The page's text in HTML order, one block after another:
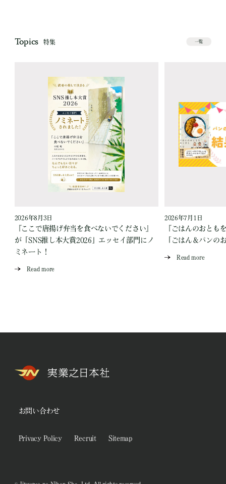
Topics 特集 一覧
2026年8月3日
『ここで唐揚げ弁当を食べないでください』
が「SNS推し本大賞2026」エッセイ部門にノ
ミネート！
Read more
2026年7月1日
『ごはんのおとも
「ごはん＆パンの
Read more
お問い合わせ
Privacy Policy Recruit Sitemap